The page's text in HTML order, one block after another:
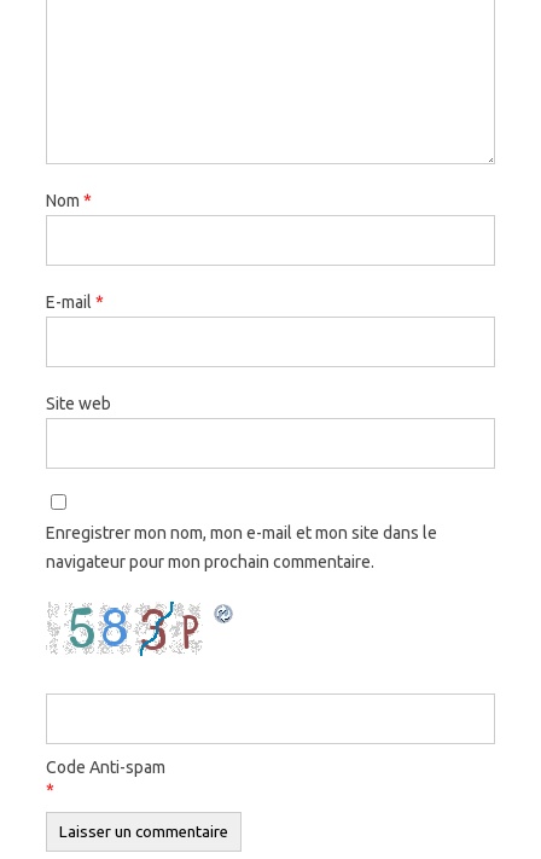
Nom *
E-mail *
Site web
Enregistrer mon nom, mon e-mail et mon site dans le
navigateur pour mon prochain commentaire.
Code Anti-spam
*